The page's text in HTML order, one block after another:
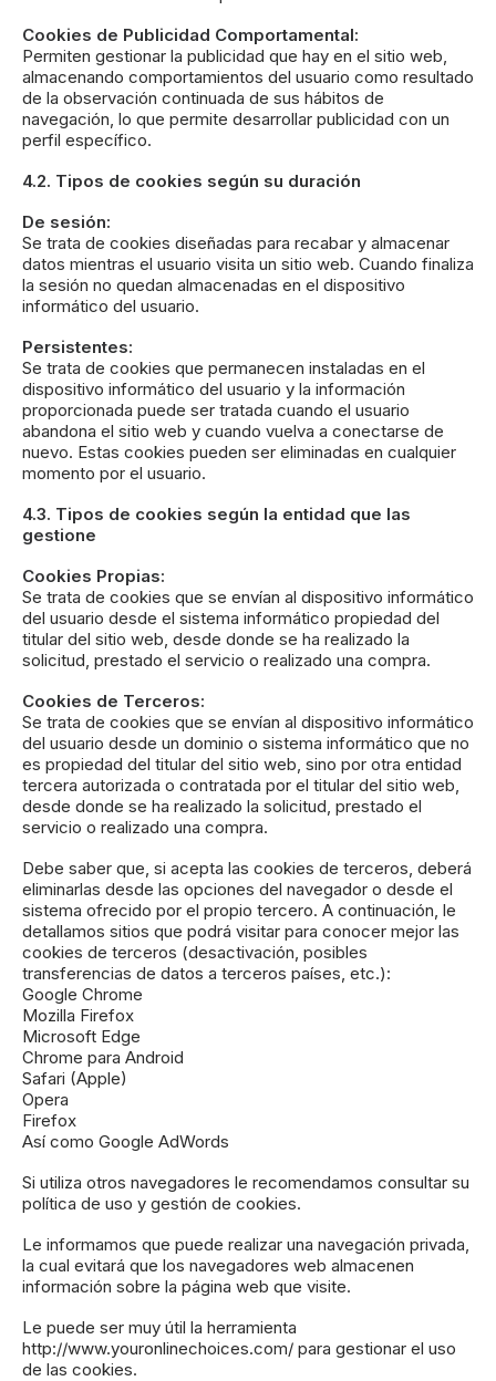
Cookies de Publicidad Comportamental:
Permiten gestionar la publicidad que hay en el sitio web,
almacenando comportamientos del usuario como resultado
de la observación continuada de sus hábitos de
navegación, lo que permite desarrollar publicidad con un
perfil específico.
4.2. Tipos de cookies según su duración
De sesión:
Se trata de cookies diseñadas para recabar y almacenar
datos mientras el usuario visita un sitio web. Cuando finaliza
la sesión no quedan almacenadas en el dispositivo
informático del usuario.
Persistentes:
Se trata de cookies que permanecen instaladas en el
dispositivo informático del usuario y la información
proporcionada puede ser tratada cuando el usuario
abandona el sitio web y cuando vuelva a conectarse de
nuevo. Estas cookies pueden ser eliminadas en cualquier
momento por el usuario.
4.3. Tipos de cookies según la entidad que las
gestione
Cookies Propias:
Se trata de cookies que se envían al dispositivo informático
del usuario desde el sistema informático propiedad del
titular del sitio web, desde donde se ha realizado la
solicitud, prestado el servicio o realizado una compra.
Cookies de Terceros:
Se trata de cookies que se envían al dispositivo informático
del usuario desde un dominio o sistema informático que no
es propiedad del titular del sitio web, sino por otra entidad
tercera autorizada o contratada por el titular del sitio web,
desde donde se ha realizado la solicitud, prestado el
servicio o realizado una compra.
Debe saber que, si acepta las cookies de terceros, deberá
eliminarlas desde las opciones del navegador o desde el
sistema ofrecido por el propio tercero. A continuación, le
detallamos sitios que podrá visitar para conocer mejor las
cookies de terceros (desactivación, posibles
transferencias de datos a terceros países, etc.):
Google Chrome
Mozilla Firefox
Microsoft Edge
Chrome para Android
Safari (Apple)
Opera
Firefox
Así como Google AdWords
Si utiliza otros navegadores le recomendamos consultar su
política de uso y gestión de cookies.
Le informamos que puede realizar una navegación privada,
la cual evitará que los navegadores web almacenen
información sobre la página web que visite.
Le puede ser muy útil la herramienta
http://www.youronlinechoices.com/ para gestionar el uso
de las cookies.